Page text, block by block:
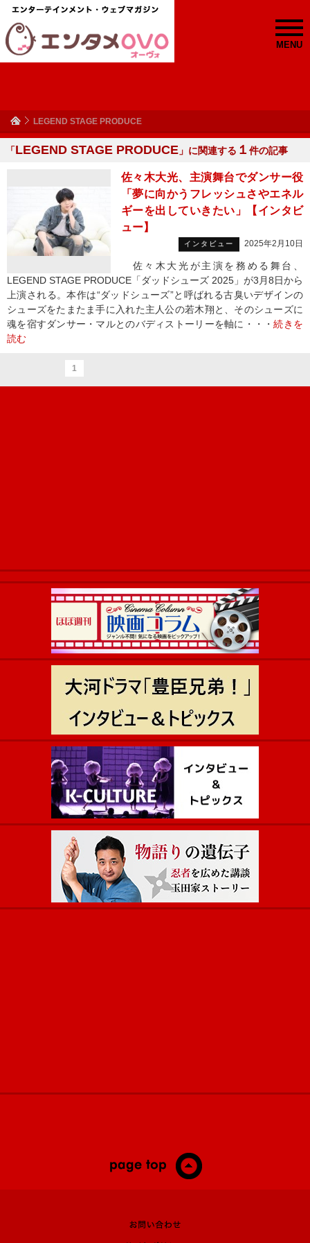
MENU
LEGEND STAGE PRODUCE
「LEGEND STAGE PRODUCE 」に関連する １ 件の記事
佐々木大光、主演舞台でダンサー役
「夢に向かうフレッシュさやエネル
ギーを出していきたい」【インタビ
ュー】
インタビュー 2025年2月10日
佐々木大光が主演を務める舞台、
LEGEND STAGE PRODUCE「ダッドシューズ 2025」が3月8日から
上演される。本作は“ダッドシューズ”と呼ばれる古臭いデザインの
シューズをたまたま手に入れた主人公の若木翔と、そのシューズに
魂を宿すダンサー・マルとのバディストーリーを軸に・・・続きを
読む
1